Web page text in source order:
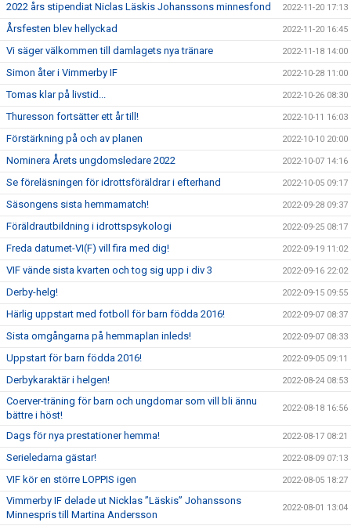
2022 års stipendiat Niclas Läskis Johanssons minnesfond 2022-11-20 17:13
Årsfesten blev hellyckad 2022-11-20 16:45
Vi säger välkommen till damlagets nya tränare 2022-11-18 14:00
Simon åter i Vimmerby IF 2022-10-28 11:00
Tomas klar på livstid... 2022-10-26 08:30
Thuresson fortsätter ett år till! 2022-10-11 16:03
Förstärkning på och av planen 2022-10-10 20:00
Nominera Årets ungdomsledare 2022 2022-10-07 14:16
Se föreläsningen för idrottsföräldrar i efterhand 2022-10-05 09:17
Säsongens sista hemmamatch! 2022-09-28 09:37
Föräldrautbildning i idrottspsykologi 2022-09-25 08:17
Freda datumet-VI(F) vill fira med dig! 2022-09-19 11:02
VIF vände sista kvarten och tog sig upp i div 3 2022-09-16 22:02
Derby-helg! 2022-09-15 09:55
Härlig uppstart med fotboll för barn födda 2016! 2022-09-07 08:37
Sista omgångarna på hemmaplan inleds! 2022-09-07 08:33
Uppstart för barn födda 2016! 2022-09-05 09:11
Derbykaraktär i helgen! 2022-08-24 08:53
Coerver-träning för barn och ungdomar som vill bli ännu
bättre i höst!
2022-08-18 16:56
Dags för nya prestationer hemma! 2022-08-17 08:21
Serieledarna gästar! 2022-08-09 07:13
VIF kör en större LOPPIS igen 2022-08-05 18:27
Vimmerby IF delade ut Nicklas ”Läskis” Johanssons
Minnespris till Martina Andersson
2022-08-01 13:04